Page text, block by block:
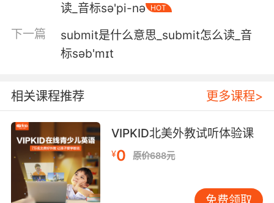
读_音标sə'pi-nə
HOT
下一篇
submit是什么意思_submit怎么读_音
标səb'mɪt
相关课程推荐 更多课程>
VIPKID北美外教试听体验课
¥0 原价688元
免费领取